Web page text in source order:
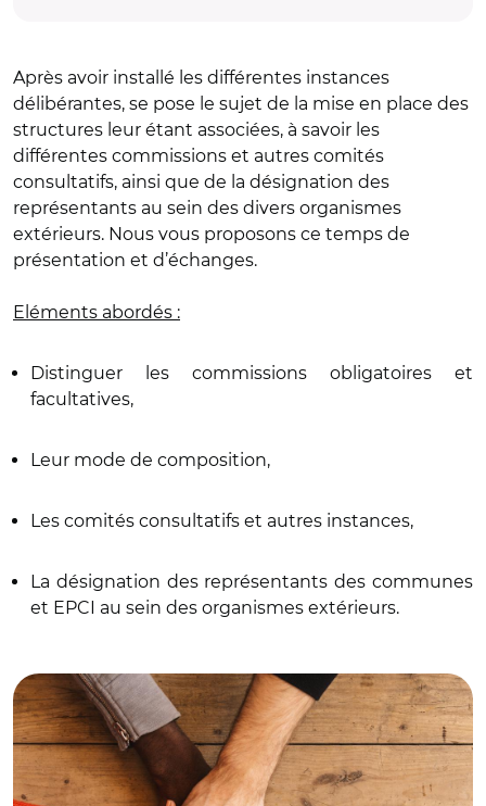
Après avoir installé les différentes instances
délibérantes, se pose le sujet de la mise en place des
structures leur étant associées, à savoir les
différentes commissions et autres comités
consultatifs, ainsi que de la désignation des
représentants au sein des divers organismes
extérieurs. Nous vous proposons ce temps de
présentation et d’échanges.
Eléments abordés :
Distinguer les commissions obligatoires et
facultatives,
Leur mode de composition,
Les comités consultatifs et autres instances,
La désignation des représentants des communes
et EPCI au sein des organismes extérieurs.